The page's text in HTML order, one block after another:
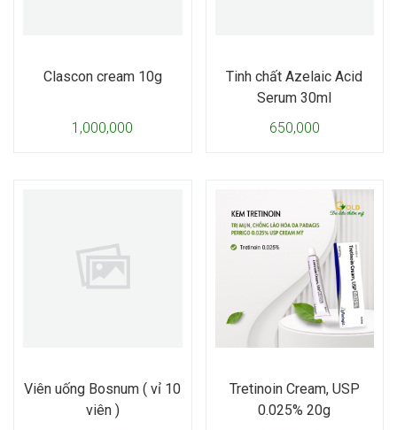
Clascon cream 10g
1,000,000
Tinh chất Azelaic Acid
Serum 30ml
650,000
Viên uống Bosnum ( vỉ 10
viên )
Tretinoin Cream, USP
0.025% 20g